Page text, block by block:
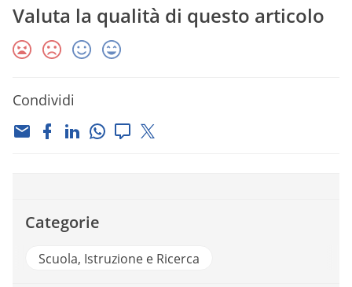
Valuta la qualità di questo articolo
Condividi
Categorie
Scuola, Istruzione e Ricerca